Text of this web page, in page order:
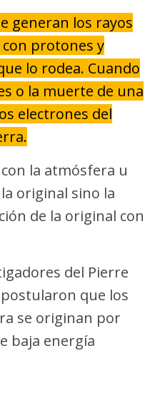
generan los rayos
protones y
lo rodea. Cuando
o la muerte de una
electrones del
la atmósfera u
original sino la
de la original con
del Pierre
que los
se originan por
baja energía